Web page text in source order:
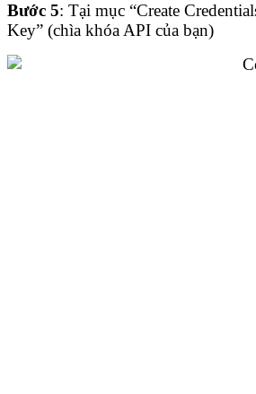
Bước 5: Tại mục “Create
Key” (chìa khóa API của bạn)